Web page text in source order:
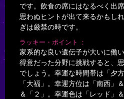
です。飲食の席にはなるべく出
思わぬヒントが出て来るかもし
ぎは厳禁の時です。
ラッキー・ポイント
家系的な良い遺伝子が大いに働
得意だった分野に挑戦すると、
でしょう。幸運な時間帯は「夕
「大福」。幸運方位は「南西」
＆「２」。幸運色は「レッド」